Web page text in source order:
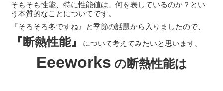
そもそも性能、特に性能値は、何を表しているのか？とい
う本質的なことについてです。
『そろそろ冬ですね』と季節の話題から入りましたので、
『断熱性能』 について考えてみたいと思います。
Eeeworks の断熱性能は